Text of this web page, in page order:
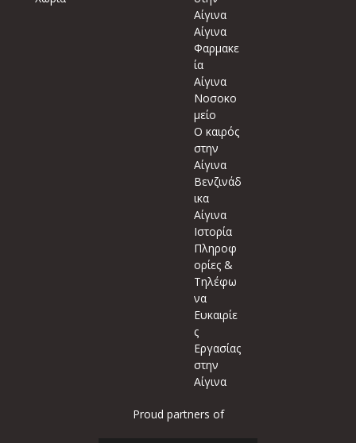
Αίγινα
Αίγινα
Φαρμακε
ία
Αίγινα
Νοσοκο
μείο
Ο καιρός
στην
Αίγινα
Βενζινάδ
ικα
Αίγινα
Ιστορία
Πληροφ
ορίες &
Τηλέφω
να
Ευκαιρίε
ς
Εργασίας
στην
Αίγινα
Proud partners of